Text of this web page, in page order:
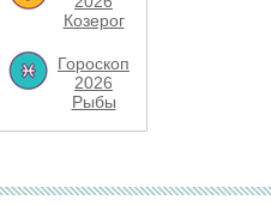
Козерог
Гороскоп
2026
Рыбы